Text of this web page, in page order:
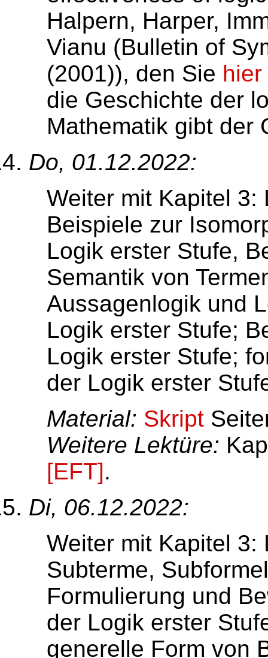
Halpern, Harper,
Vianu (Bulletin of
(2001)), den Sie hier
die Geschichte der
Mathematik gibt der
Do, 01.12.2022:
Weiter mit Kapitel 3:
Beispiele zur
Logik erster Stufe,
Semantik von
Aussagenlogik und
Logik erster Stufe;
Logik erster Stufe;
der Logik erster
Material: Skript
Weitere Lektüre:
[EFT].
Di, 06.12.2022:
Weiter mit Kapitel 3:
Subterme,
Formulierung und
der Logik erster
generelle Form von